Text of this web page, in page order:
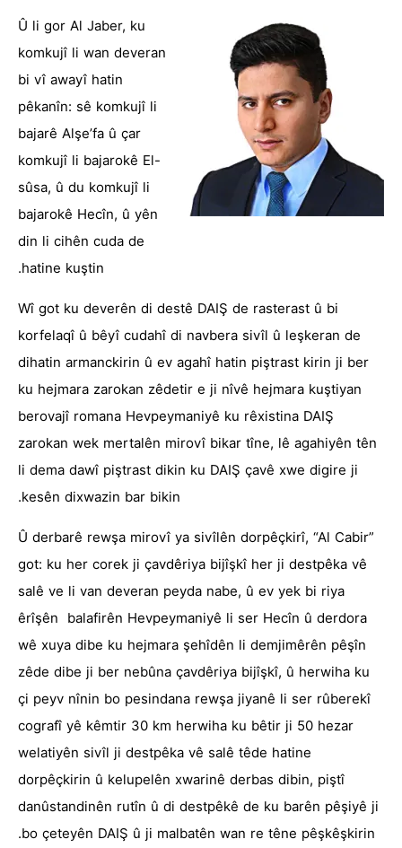
Û li gor Al Jaber, ku
komkujî li wan deveran
bi vî awayî hatin
pêkanîn: sê komkujî li
bajarê Alşe’fa û çar
komkujî li bajarokê El-
sûsa, û du komkujî li
bajarokê Hecîn, û yên
din li cihên cuda de
hatine kuştin.
Wî got ku deverên di destê DAIŞ de rasterast û bi
korfelaqî û bêyî cudahî di navbera sivîl û leşkeran de
dihatin armanckirin û ev agahî hatin piştrast kirin ji ber
ku hejmara zarokan zêdetir e ji nîvê hejmara kuştiyan
berovajî romana Hevpeymaniyê ku rêxistina DAIŞ
zarokan wek mertalên mirovî bikar tîne, lê agahiyên tên
li dema dawî piştrast dikin ku DAIŞ çavê xwe digire ji
kesên dixwazin bar bikin.
Û derbarê rewşa mirovî ya sivîlên dorpêçkirî, “Al Cabir”
got: ku her corek ji çavdêriya bijîşkî her ji destpêka vê
salê ve li van deveran peyda nabe, û ev yek bi riya
êrîşên balafirên Hevpeymaniyê li ser Hecîn û derdora
wê xuya dibe ku hejmara şehîdên li demjimêrên pêşîn
zêde dibe ji ber nebûna çavdêriya bijîşkî, û herwiha ku
çi peyv nînin bo pesindana rewşa jiyanê li ser rûberekî
cografî yê kêmtir 30 km herwiha ku bêtir ji 50 hezar
welatiyên sivîl ji destpêka vê salê têde hatine
dorpêçkirin û kelupelên xwarinê derbas dibin, piştî
danûstandinên rutîn û di destpêkê de ku barên pêşiyê ji
bo çeteyên DAIŞ û ji malbatên wan re têne pêşkêşkirin.